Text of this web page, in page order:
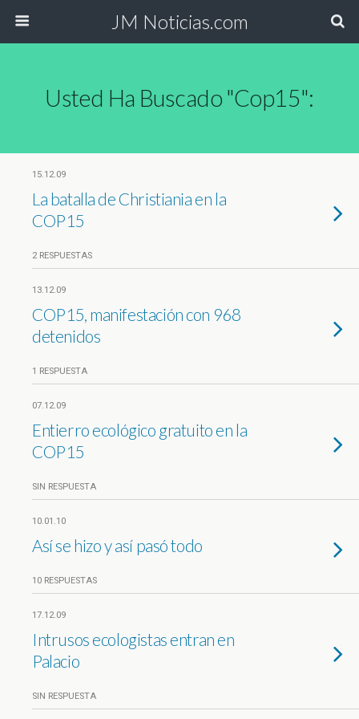
JM Noticias.com
Usted Ha Buscado "cop15":
15.12.09
La batalla de Christiania en la
COP15
2 RESPUESTAS
13.12.09
COP15, manifestación con 968
detenidos
1 RESPUESTA
07.12.09
Entierro ecológico gratuito en la
COP15
SIN RESPUESTA
10.01.10
Así se hizo y así pasó todo
10 RESPUESTAS
17.12.09
Intrusos ecologistas entran en
Palacio
SIN RESPUESTA